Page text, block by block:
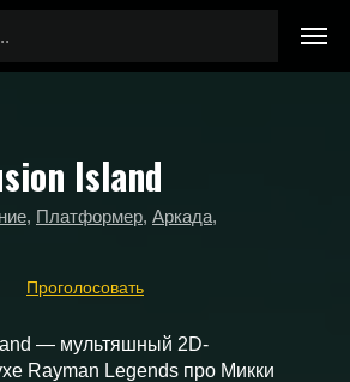
Island
, Платформер, Аркада,
Проголосовать
— мультяшный 2D-
Rayman Legends про Микки